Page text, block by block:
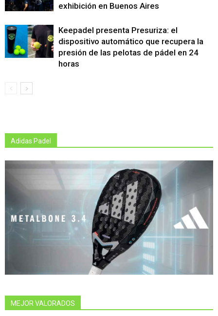
exhibición en Buenos Aires
Keepadel presenta Presuriza: el
dispositivo automático que recupera la
presión de las pelotas de pádel en 24
horas
Adidas Padel
MEJOR VALORADOS